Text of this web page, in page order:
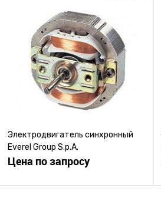
Купить в 1 клик
К сравнению
В избранное
Под заказ
Электродвигатель синхронный
Everel Group S.p.A.
Цена по запросу